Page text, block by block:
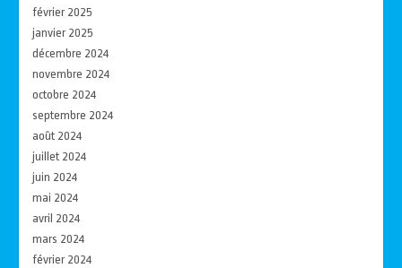
février 2025
janvier 2025
décembre 2024
novembre 2024
octobre 2024
septembre 2024
août 2024
juillet 2024
juin 2024
mai 2024
avril 2024
mars 2024
février 2024